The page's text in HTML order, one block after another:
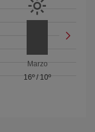
Marzo
16º/ 10º